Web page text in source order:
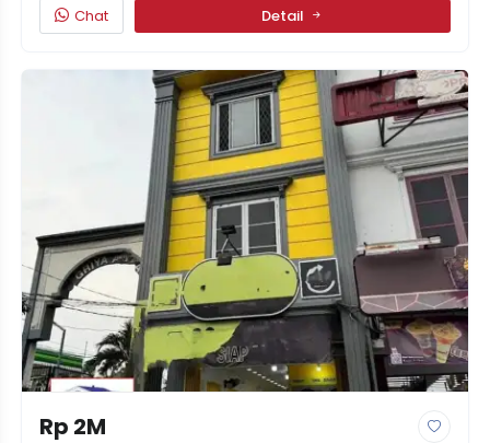
Chat Detail
Rp 2M